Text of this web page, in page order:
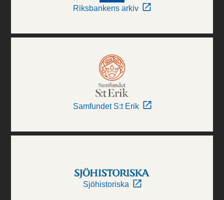
Riksbankens arkiv
Samfundet S:t Erik
Sjöhistoriska